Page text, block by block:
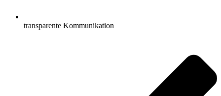
transparente Kommunikation